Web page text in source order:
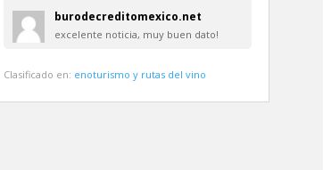
burodecreditomexico.net
excelente noticia, muy buen dato!
Clasificado en: enoturismo y rutas del vino